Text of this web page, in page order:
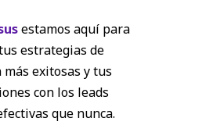
estamos aquí para
estrategias de
más exitosas y tus
con los leads
que nunca.